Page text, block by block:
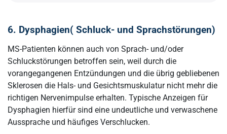
6. Dysphagien( Schluck- und Sprachstörungen)
MS-Patienten können auch von Sprach- und/oder
Schluckstörungen betroffen sein, weil durch die
vorangegangenen Entzündungen und die übrig gebliebenen
Sklerosen die Hals- und Gesichtsmuskulatur nicht mehr die
richtigen Nervenimpulse erhalten. Typische Anzeigen für
Dysphagien hierfür sind eine undeutliche und verwaschene
Aussprache und häufiges Verschlucken.